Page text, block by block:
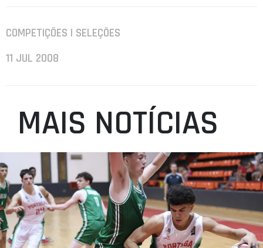
COMPETIÇÕES | SELEÇÕES
11 JUL 2008
MAIS NOTÍCIAS